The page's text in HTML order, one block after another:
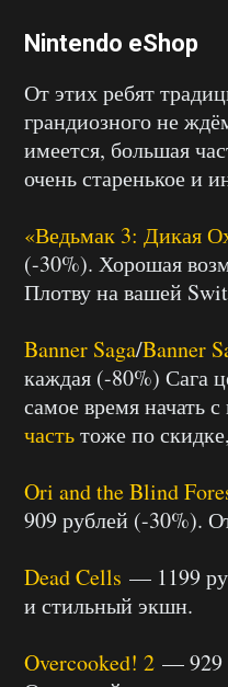
Nintendo eShop
От этих ребят
грандиозного не
имеется, большая
очень старенькое и
«Ведьмак 3: Дикая
(-30%). Хорошая
Плотву на вашей
Banner Saga/Banner
каждая (-80%) Сага
самое время начать
частьтоже по
Ori and the Blind
909 рублей (-30%).
Dead Cells — 1199
и стильный экшн.
Overcooked! 2 — 929